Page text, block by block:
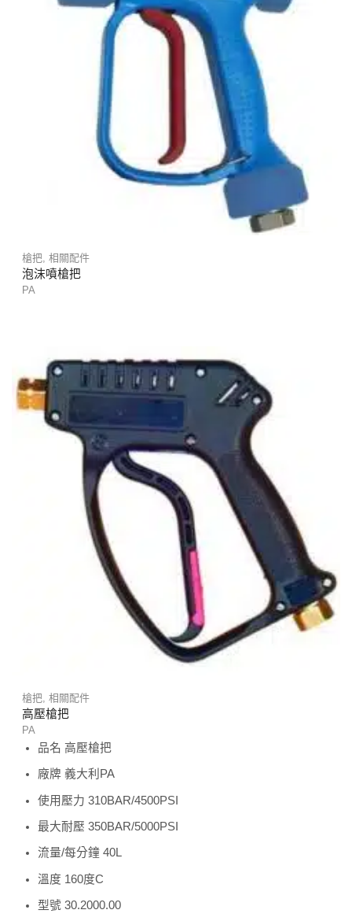
槍把 相關配件
泡沫噴槍把
PA
槍把 相關配件
高壓槍把
PA
品名 高壓槍把
廠牌 義大利PA
使用壓力 310BAR/4500PSI
最大耐壓 350BAR/5000PSI
流量/每分鐘 40L
溫度 160度C
型號 30.2000.00